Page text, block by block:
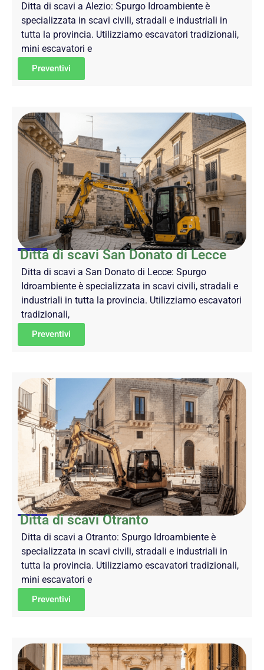
Ditta di scavi a Alezio: Spurgo Idroambiente è
specializzata in scavi civili, stradali e industriali in
tutta la provincia. Utilizziamo escavatori tradizionali,
mini escavatori e
Preventivi
Ditta di scavi San Donato di Lecce
Ditta di scavi a San Donato di Lecce: Spurgo
Idroambiente è specializzata in scavi civili, stradali e
industriali in tutta la provincia. Utilizziamo escavatori
tradizionali,
Preventivi
Ditta di scavi Otranto
Ditta di scavi a Otranto: Spurgo Idroambiente è
specializzata in scavi civili, stradali e industriali in
tutta la provincia. Utilizziamo escavatori tradizionali,
mini escavatori e
Preventivi